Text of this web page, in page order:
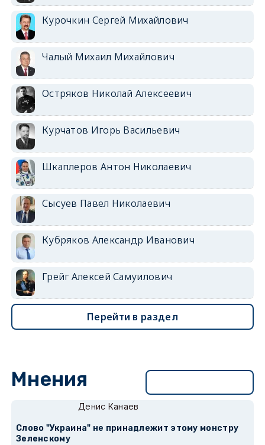
Курочкин Сергей Михайлович
Чалый Михаил Михайлович
Остряков Николай Алексеевич
Курчатов Игорь Васильевич
Шкаплеров Антон Николаевич
Сысуев Павел Николаевич
Кубряков Александр Иванович
Грейг Алексей Самуилович
Перейти в раздел
Мнения
Денис Канаев
Слово "Украина" не принадлежит этому монстру
Зеленскому